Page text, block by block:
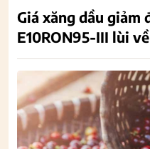
Giá xăng dầu giảm
E10RON95-III lùi